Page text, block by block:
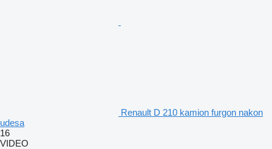
Renault D 210 kamion furgon nakon
udesa
16
VIDEO